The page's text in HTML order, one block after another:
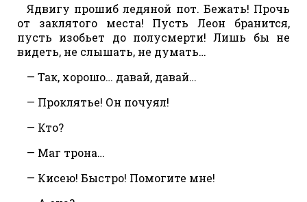
Ядвигу прошиб ледяной пот. Бежать! Прочь
от заклятого места! Пусть Леон бранится,
пусть изобьет до полусмерти! Лишь бы не
видеть, не слышать, не думать…
— Так, хорошо… давай, давай…
— Проклятье! Он почуял!
— Кто?
— Маг трона…
— Кисею! Быстро! Помогите мне!